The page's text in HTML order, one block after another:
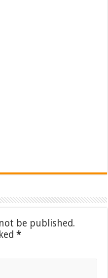
be published.
*